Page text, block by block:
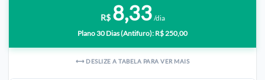
R$ 8,33 /dia
Plano 30 Dias (Antifuro): R$ 250,00
⟷ DESLIZE A TABELA PARA VER MAIS